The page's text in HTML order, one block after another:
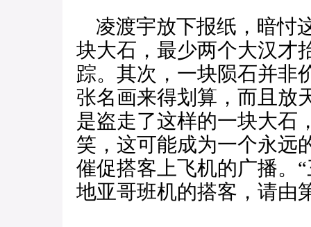
凌渡宇放下报纸，暗忖
块大石，最少两个大汉才
踪。其次，一块陨石并非
张名画来得划算，而且放
是盗走了这样的一块大石
笑，这可能成为一个永远
催促搭客上飞机的广播。
地亚哥班机的搭客，请由